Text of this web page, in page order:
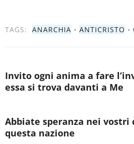
TAGS: ANARCHIA • ANTICRISTO •
Invito ogni anima a fare
essa si trova davanti a Me
Abbiate speranza nei
questa nazione